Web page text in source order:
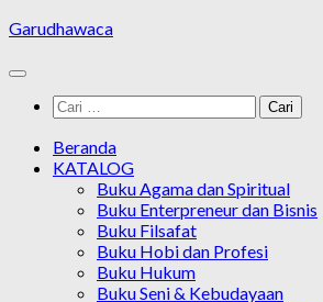
Skip
content
Garudhawaca
Cari
untuk:
Beranda
KATALOG
Buku Agama dan Spiritual
Buku Enterpreneur dan Bisnis
Buku Filsafat
Buku Hobi dan Profesi
Buku Hukum
Buku Seni & Kebudayaan